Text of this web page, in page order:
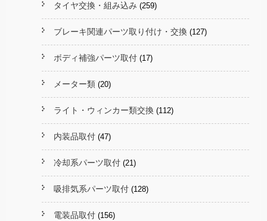
タイヤ交換・組み込み (259)
ブレーキ関連パーツ取り付け・交換 (127)
ボディ補強パーツ取付 (17)
メーター類 (20)
ライト・ウィンカー類交換 (112)
内装品取付 (47)
冷却系パーツ取付 (21)
吸排気系パーツ取付 (128)
電装品取付 (156)